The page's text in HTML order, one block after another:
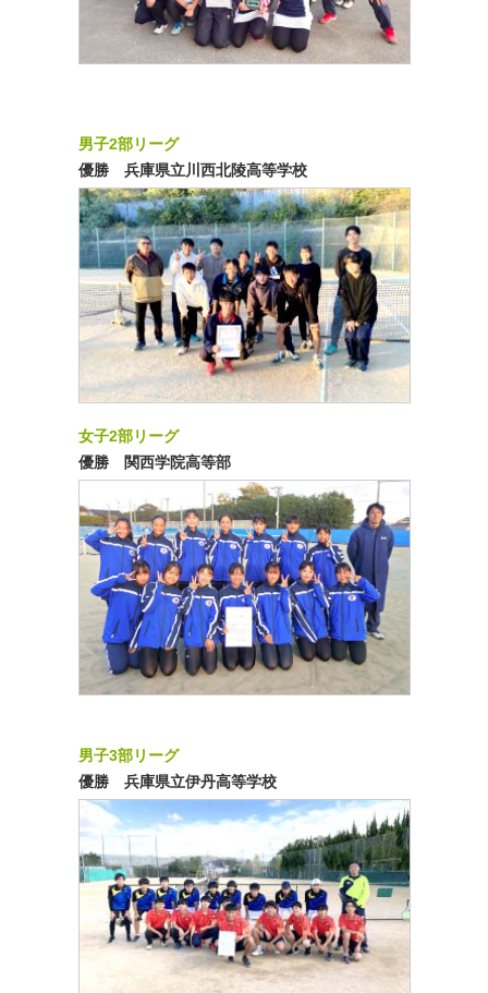
男子2部リーグ
優勝 兵庫県立川西北陵高等学校
女子2部リーグ
優勝 関西学院高等部
男子3部リーグ
優勝 兵庫県立伊丹高等学校